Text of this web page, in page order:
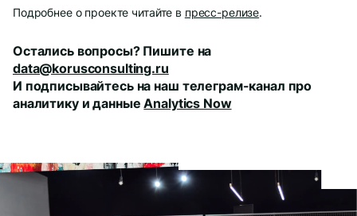
Подробнее о проекте читайте в пресс-релизе.
Остались вопросы? Пишите на
data@korusconsulting.ru
И подписывайтесь на наш телеграм-канал про
аналитику и данныеAnalytics Now